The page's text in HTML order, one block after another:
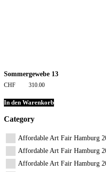
Sommergewebe 13
CHF 310.00
In den Warenkorb
Category
Affordable Art Fair Hamburg
Affordable Art Fair Hamburg
Affordable Art Fair Hamburg